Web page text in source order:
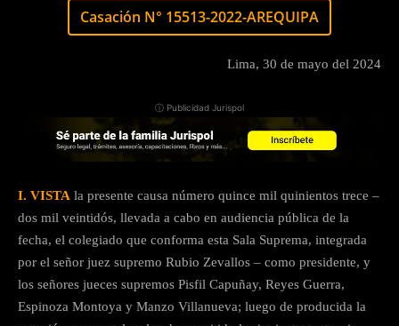
Casación N° 15513-2022-AREQUIPA
Lima, 30 de mayo del 2024
ⓘ Publicidad Jurispol
I. VISTA la presente causa número quince mil quinientos trece –
dos mil veintidós, llevada a cabo en audiencia pública de la
fecha, el colegiado que conforma esta Sala Suprema, integrada
por el señor juez supremo Rubio Zevallos – como presidente, y
los señores jueces supremos Pisfil Capuñay, Reyes Guerra,
Espinoza Montoya y Manzo Villanueva; luego de producida la